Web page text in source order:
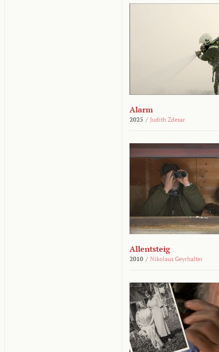
Alarm
2025 / Judith Zdesar
Allentsteig
2010 / Nikolaus Geyrhalter